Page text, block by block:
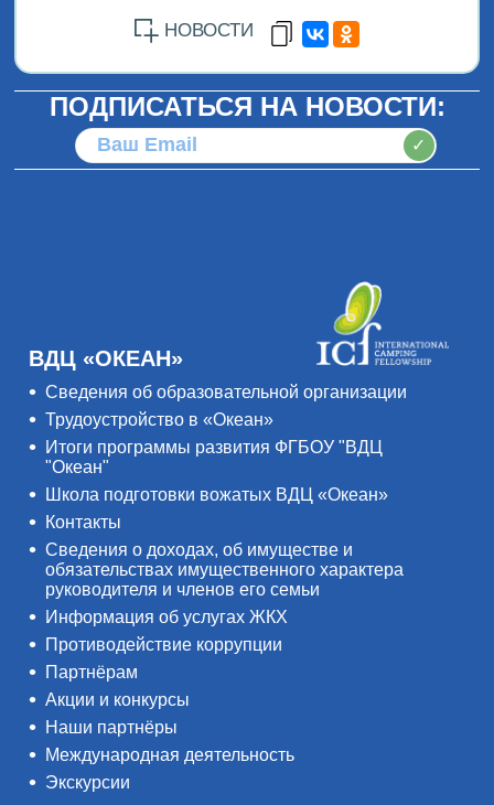
НОВОСТИ
ПОДПИСАТЬСЯ НА НОВОСТИ:
✓
ВДЦ «ОКЕАН»
Сведения об образовательной организации
Трудоустройство в «Океан»
Итоги программы развития ФГБОУ "ВДЦ
"Океан"
Школа подготовки вожатых ВДЦ «Океан»
Контакты
Сведения о доходах, об имуществе и
обязательствах имущественного характера
руководителя и членов его семьи
Информация об услугах ЖКХ
Противодействие коррупции
Партнёрам
Акции и конкурсы
Наши партнёры
Международная деятельность
Экскурсии